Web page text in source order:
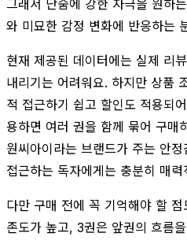
그래서 단숨에 강한 자극을 원하
와 미묘한 감정 변화에 반응하는
현재 제공된 데이터에는 실제 리
내리기는 어려워요. 하지만 상품
적 접근하기 쉽고 할인도 적용되
용하면 여러 권을 함께 묶어 구매
원씨아이라는 브랜드가 주는 안
접근하는 독자에게는 충분히 매
다만 구매 전에 꼭 기억해야 할
존도가 높고, 3권은 앞권의 흐름